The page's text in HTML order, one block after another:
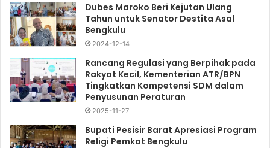
Dubes Maroko Beri Kejutan Ulang
Tahun untuk Senator Destita Asal
Bengkulu
2024-12-14
Rancang Regulasi yang Berpihak pada
Rakyat Kecil, Kementerian ATR/BPN
Tingkatkan Kompetensi SDM dalam
Penyusunan Peraturan
2025-11-27
Bupati Pesisir Barat Apresiasi Program
Religi Pemkot Bengkulu